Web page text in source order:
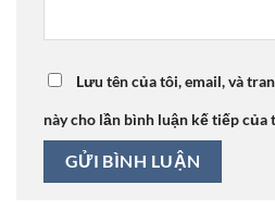
Lưu tên của tôi, email, và
này cho lần bình luận kế tiếp của